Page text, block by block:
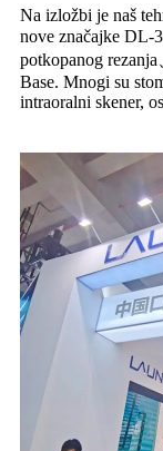
Na izložbi je naš
nove značajke DL-
potkopanog
Base. Mnogi su
intraoralni skener,